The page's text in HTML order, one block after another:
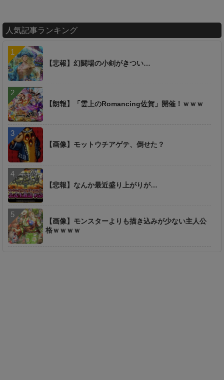
人気記事ランキング
【悲報】幻闘場の小剣がきつい…
【朗報】「雲上のRomancing佐賀」開催！ｗｗｗ
【画像】モットウチアゲテ、倒せた？
【悲報】なんか最近盛り上がりが…
【画像】モンスターよりも描き込みが少ない主人公
格ｗｗｗｗ